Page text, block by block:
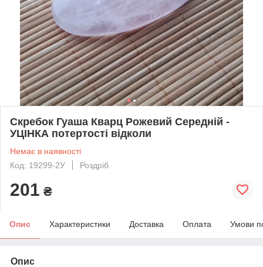
Скребок Гуаша Кварц Рожевий Середній -
УЦІНКА потертості відколи
Немає в наявності
Код: 19299-2У
Роздріб
201 ₴
Опис Характеристики Доставка Оплата Умови
Опис